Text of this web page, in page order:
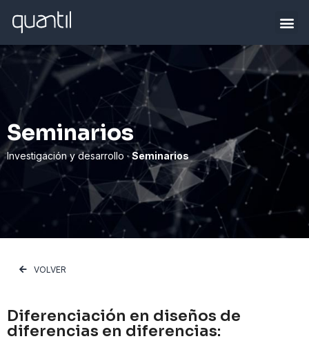
Seminarios
Investigación y desarrollo ·Seminarios
VOLVER
Diferenciación en diseños de
diferencias en diferencias: